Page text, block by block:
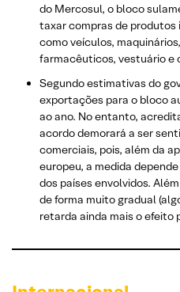
do Mercosul, o bloco
taxar compras de
como veículos,
farmacêuticos, vestuário e
Segundo estimativas do
exportações para o bloco
ao ano. No entanto,
acordo demorará a ser
comerciais, pois, além da
europeu, a medida
dos países envolvidos.
de forma muito gradual
retarda ainda mais o efeito